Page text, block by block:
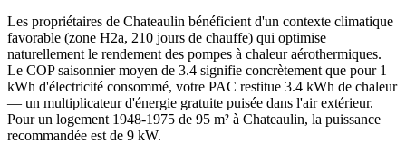
Les propriétaires de Chateaulin bénéficient d'un contexte climatique
favorable (zone H2a, 210 jours de chauffe) qui optimise
naturellement le rendement des pompes à chaleur aérothermiques.
Le COP saisonnier moyen de 3.4 signifie concrètement que pour 1
kWh d'électricité consommé, votre PAC restitue 3.4 kWh de chaleur
— un multiplicateur d'énergie gratuite puisée dans l'air extérieur.
Pour un logement 1948-1975 de 95 m² à Chateaulin, la puissance
recommandée est de 9 kW.